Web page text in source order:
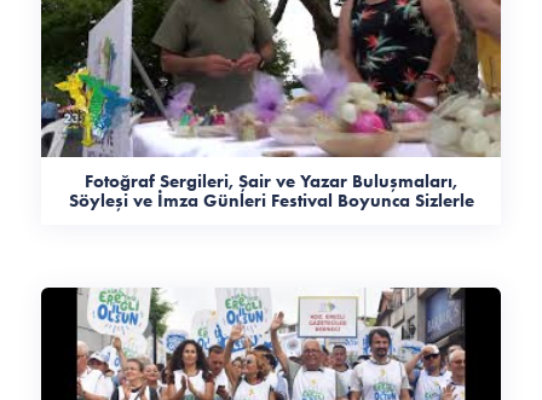
Fotoğraf Sergileri, Şair ve Yazar Buluşmaları,
Söyleşi ve İmza Günleri Festival Boyunca Sizlerle